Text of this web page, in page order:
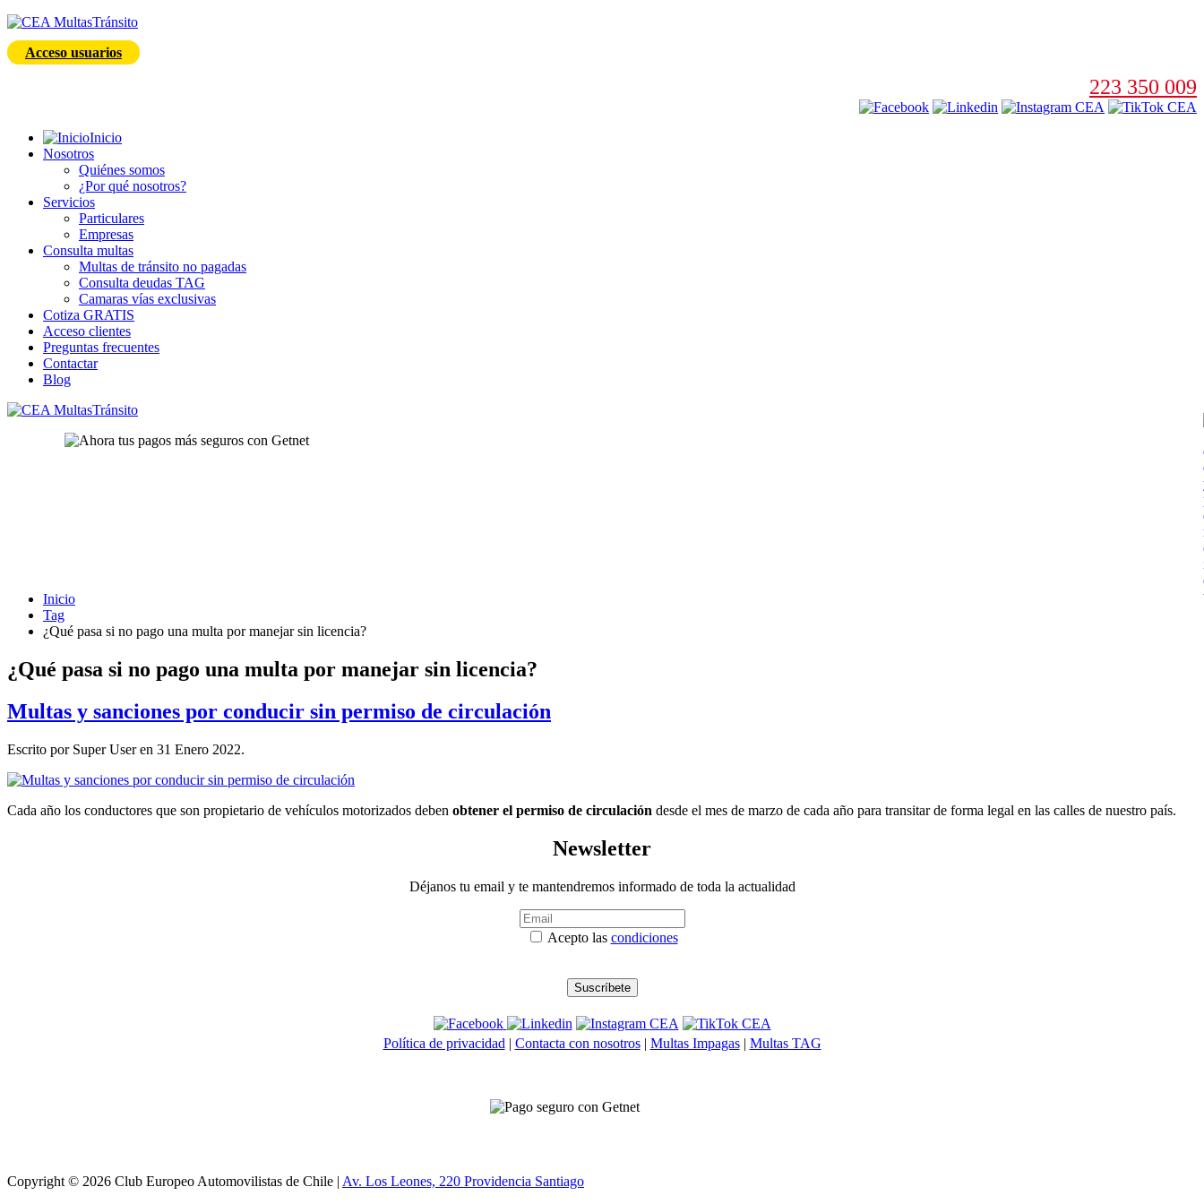
Acceso usuarios
223 350 009
Inicio
Nosotros
Quiénes somos
¿Por qué nosotros?
Servicios
Particulares
Empresas
Consulta multas
Multas de tránsito no pagadas
Consulta deudas TAG
Camaras vías exclusivas
Cotiza GRATIS
Acceso clientes
Preguntas frecuentes
Contactar
Blog
Inicio
Tag
¿Qué pasa si no pago una multa por manejar sin licencia?
¿Qué pasa si no pago una multa por manejar sin licencia?
Multas y sanciones por conducir sin permiso de circulación
Escrito por Super User en 31 Enero 2022.
Cada año los conductores que son propietario de vehículos motorizados deben obtener el permiso de circulación desde el mes de marzo de cada año para transitar de forma legal en las calles de nuestro país.
Newsletter
Déjanos tu email y te mantendremos informado de toda la actualidad
Acepto las condiciones
Política de privacidad | Contacta con nosotros| Multas Impagas| Multas TAG
Copyright © 2026 Club Europeo Automovilistas de Chile | Av. Los Leones, 220 Providencia Santiago